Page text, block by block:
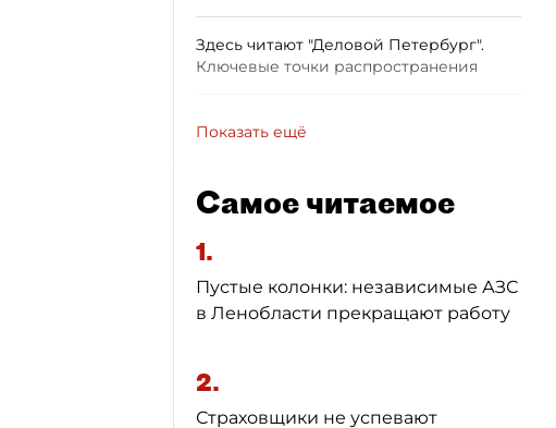
Здесь читают "Деловой Петербург".
Ключевые точки распространения
Показать ещё
Самое читаемое
1.
Пустые колонки: независимые АЗС
в Ленобласти прекращают работу
2.
Страховщики не успевают